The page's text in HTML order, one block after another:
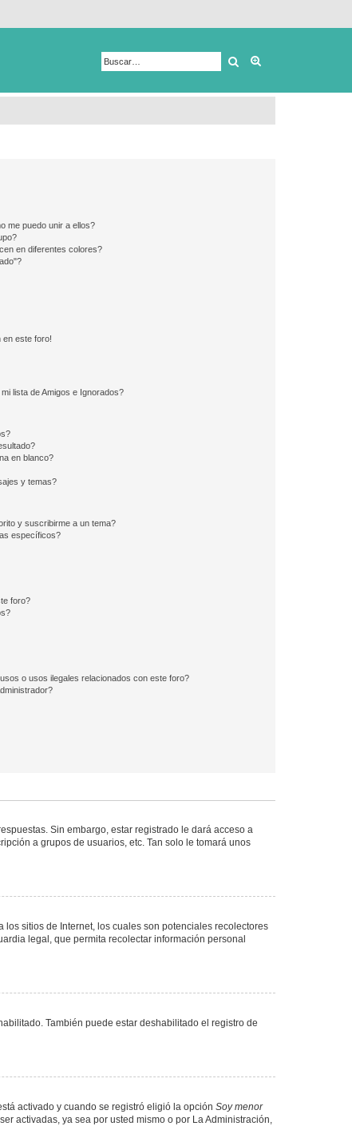
Buscar
me puedo unir a ellos?
en diferentes colores?
en este foro!
lista de Amigos e Ignorados?
en blanco?
y temas?
y suscribirme a un tema?
específicos?
foro?
o usos ilegales relacionados con este foro?
Sin embargo, estar registrado le dará acceso a
a grupos de usuarios, etc. Tan solo le tomará unos
sitios de Internet, los cuales son potenciales recolectores
legal, que permita recolectar información personal
También puede estar deshabilitado el registro de
activado y cuando se registró eligió la opción Soy menor
activadas, ya sea por usted mismo o por La Administración,